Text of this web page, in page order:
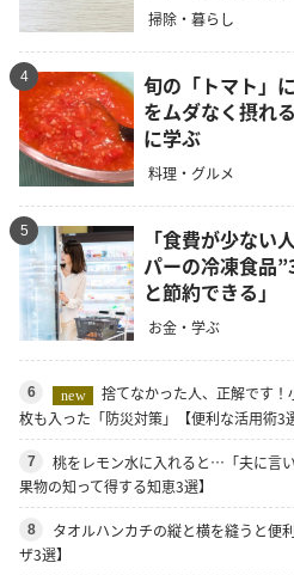
掃除・暮らし
4
旬の「トマト」
をムダなく摂れ
に学ぶ
料理・グルメ
5
「食費が少ない
パーの冷凍食品
と節約できる」
お金・学ぶ
6 new
捨てなかった人、正解です
枚も入った「防災対策」【便利な活用術3
7
桃をレモン水に入れると…「夫に言
果物の知って得する知恵3選】
8
タオルハンカチの縦と横を縫うと便
ザ3選】